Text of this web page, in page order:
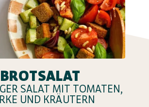
BROTSALAT
SALAT MIT TOMATEN,
UND KRÄUTERN